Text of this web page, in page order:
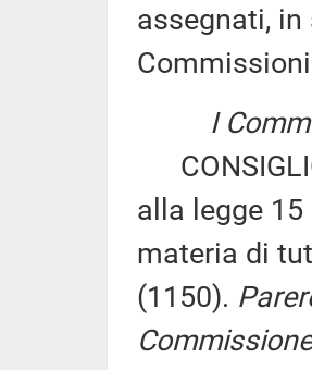
assegnati,
I
alla legge
materia di
(1150).